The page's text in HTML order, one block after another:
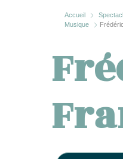
Accueil
Musique